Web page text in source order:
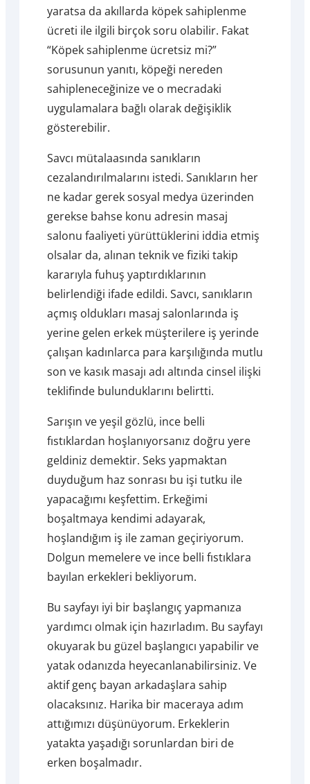
yaratsa da akıllarda köpek sahiplenme
ücreti ile ilgili birçok soru olabilir. Fakat
“Köpek sahiplenme ücretsiz mi?”
sorusunun yanıtı, köpeği nereden
sahipleneceğinize ve o mecradaki
uygulamalara bağlı olarak değişiklik
gösterebilir.
Savcı mütalaasında sanıkların
cezalandırılmalarını istedi. Sanıkların her
ne kadar gerek sosyal medya üzerinden
gerekse bahse konu adresin masaj
salonu faaliyeti yürüttüklerini iddia etmiş
olsalar da, alınan teknik ve fiziki takip
kararıyla fuhuş yaptırdıklarının
belirlendiği ifade edildi. Savcı, sanıkların
açmış oldukları masaj salonlarında iş
yerine gelen erkek müşterilere iş yerinde
çalışan kadınlarca para karşılığında mutlu
son ve kasık masajı adı altında cinsel ilişki
teklifinde bulunduklarını belirtti.
Sarışın ve yeşil gözlü, ince belli
fıstıklardan hoşlanıyorsanız doğru yere
geldiniz demektir. Seks yapmaktan
duyduğum haz sonrası bu işi tutku ile
yapacağımı keşfettim. Erkeğimi
boşaltmaya kendimi adayarak,
hoşlandığım iş ile zaman geçiriyorum.
Dolgun memelere ve ince belli fıstıklara
bayılan erkekleri bekliyorum.
Bu sayfayı iyi bir başlangıç yapmanıza
yardımcı olmak için hazırladım. Bu sayfayı
okuyarak bu güzel başlangıcı yapabilir ve
yatak odanızda heyecanlanabilirsiniz. Ve
aktif genç bayan arkadaşlara sahip
olacaksınız. Harika bir maceraya adım
attığımızı düşünüyorum. Erkeklerin
yatakta yaşadığı sorunlardan biri de
erken boşalmadır.